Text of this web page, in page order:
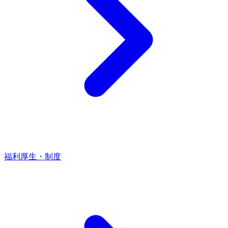
福利厚生・制度